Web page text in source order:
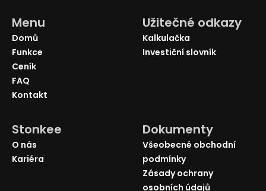
Menu
Domů
Funkce
Ceník
FAQ
Kontakt
Užitečné odkazy
Kalkulačka
Investiční slovník
Stonkee
O nás
Kariéra
Dokumenty
Všeobecné obchodní
podmínky
Zásady ochrany
osobních údajů